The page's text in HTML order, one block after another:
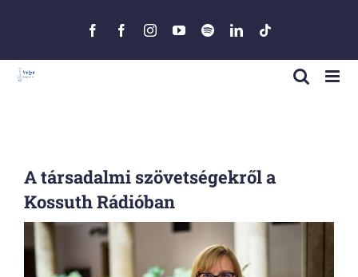
FacebookFacebookInstagramYouTube
SpotifyLinkedIn
A társadalmi szövetségekről a
Kossuth Rádióban